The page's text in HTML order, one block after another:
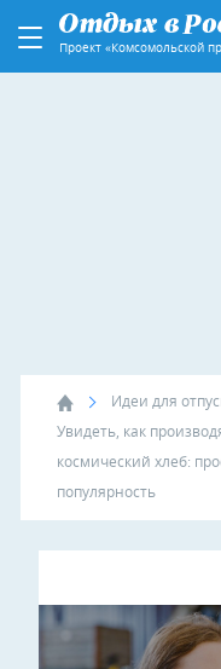
Проект «Комсомольской
Идеи для
Увидеть, как
космический хлеб:
популярность